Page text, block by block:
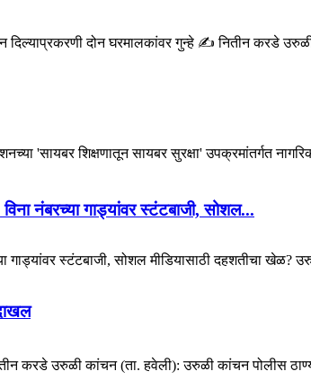
दिल्याप्रकरणी दोन घरमालकांवर गुन्हे ✍️ नितीन करडे
'सायबर शिक्षणातून सायबर सुरक्षा' उपक्रमांतर्गत
नंबरच्या गाड्यांवर स्टंटबाजी, सोशल...
स्टंटबाजी, सोशल मीडियासाठी दहशतीचा खेळ?
करडे उरुळी कांचन (ता. हवेली): उरुळी कांचन पोलीस